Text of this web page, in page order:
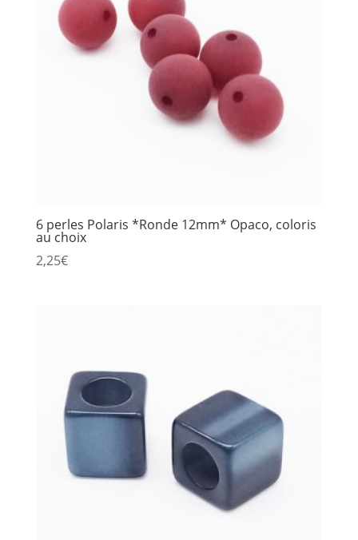
6 perles Polaris *Ronde 12mm* Opaco, coloris
au choix
2,25€